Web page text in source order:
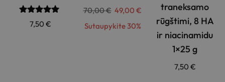
Įvertinimas:
5.00
7,50 €
70,00€ 49,00€
Sutaupykite 30%
traneksamo
rūgštimi, 8 HA
ir niacinamidu
1×25 g
7,50 €